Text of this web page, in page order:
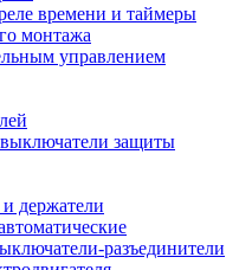
времени и таймеры
монтажа
управлением
защиты
держатели
разъединители